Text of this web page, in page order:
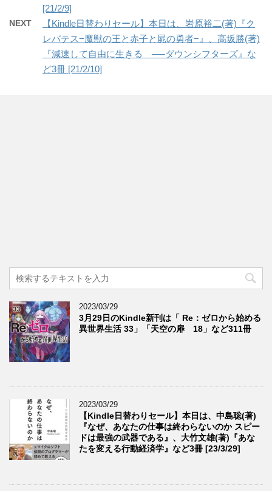
[21/2/9]
NEXT
【Kindle日替わりセール】本日は、岩原裕二(著)『ク
レバテス−魔獣の王と赤子と屍の勇者−』、高坂勝(著)
『減速して自由に生きる ──ダウンシフターズ』な
ど3冊 [21/2/10]
2023/03/29
3月29日のKindle新刊は「 Re：ゼロから始める
異世界生活 33」「天空の扉 18」など311冊
2023/03/29
【Kindle日替わりセール】本日は、中島聡(著)
『なぜ、あなたの仕事は終わらないのか スピー
ドは最強の武器である』、大竹文雄(著)『あな
たを変える行動経済学』など3冊 [23/3/29]